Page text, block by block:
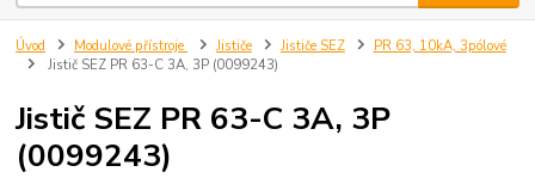
Úvod Modulové přístroje Jističe Jističe SEZ
PR 63, 10kA, 3pólové
Jistič SEZ PR 63-C 3A, 3P (0099243)
Jistič SEZ PR 63-C 3A, 3P
(0099243)